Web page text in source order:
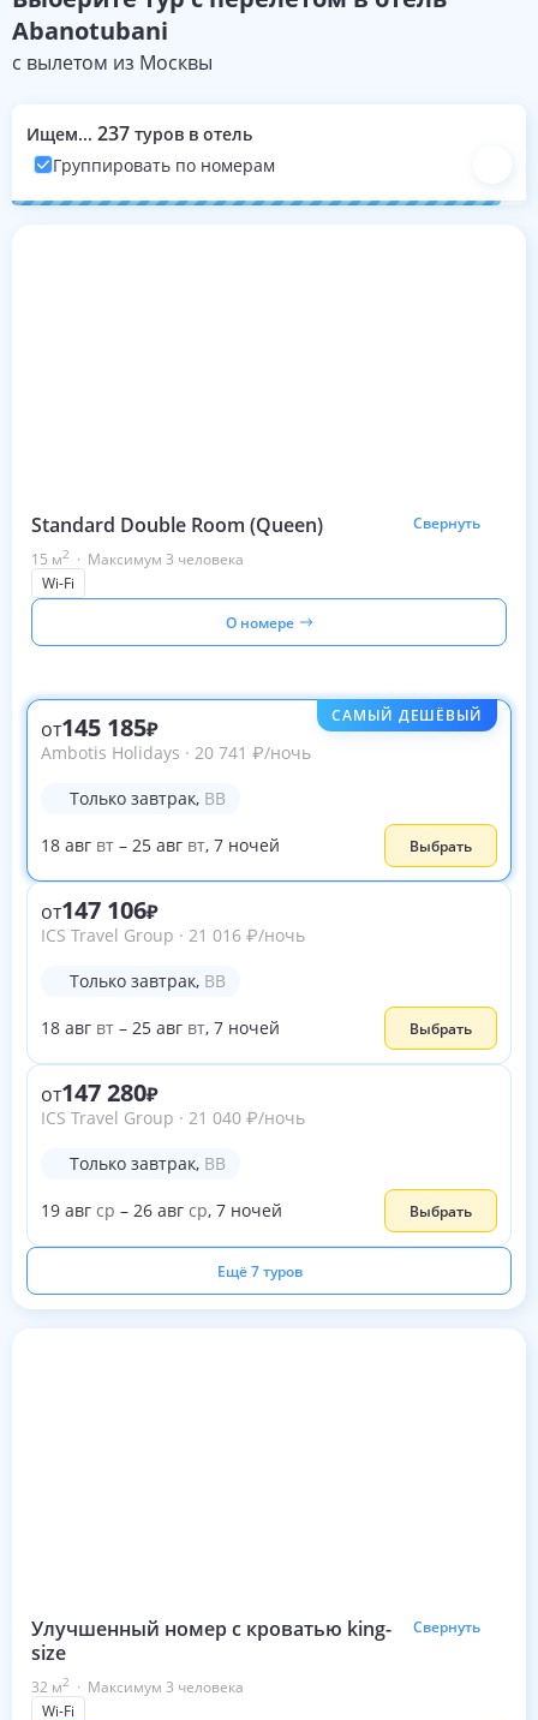
Abanotubani
с вылетом из Москвы
Ищем... 237 туров в отель
Группировать по номерам
Standard Double Room (Queen)
Свернуть
15 м2 · Максимум 3 человека
Wi-Fi
О номере
САМЫЙ ДЕШЁВЫЙ
от145 185
Ambotis Holidays · 20 741 ₽/ночь
Только завтрак, BB
18 авг вт – 25 авг вт, 7 ночей Выбрать
от147 106
ICS Travel Group · 21 016 ₽/ночь
Только завтрак, BB
18 авг вт – 25 авг вт, 7 ночей Выбрать
от147 280
ICS Travel Group · 21 040 ₽/ночь
Только завтрак, BB
19 авг ср – 26 авг ср, 7 ночей Выбрать
Ещё 7 туров
Улучшенный номер с кроватью king-
size
Свернуть
32 м2 · Максимум 3 человека
Wi-Fi